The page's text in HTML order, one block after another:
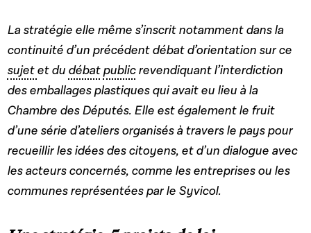
La stratégie elle même s’inscrit notamment dans la
continuité d’un précédent débat d’orientation sur ce
sujetet du débat publicrevendiquant l’interdiction
des emballages plastiques qui avait eu lieu à la
Chambre des Députés. Elle est également le fruit
d’une série d’ateliers organisés à travers le pays pour
recueillir les idées des citoyens, et d’un dialogue avec
les acteurs concernés, comme les entreprises ou les
communes représentées par le Syvicol.